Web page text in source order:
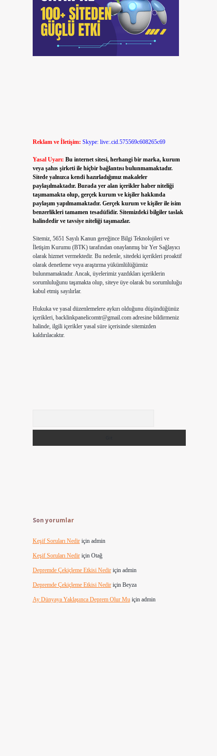
Reklam ve İletişim: Skype: live:.cid.575569c608265c69
Yasal Uyarı: Bu internet sitesi, herhangi bir marka, kurum
veya şahıs şirketi ile hiçbir bağlantısı bulunmamaktadır.
Sitede yalnızca kendi hazırladığımız makaleler
paylaşılmaktadır. Burada yer alan içerikler haber niteliği
taşımamakta olup, gerçek kurum ve kişiler hakkında
paylaşım yapılmamaktadır. Gerçek kurum ve kişiler ile isim
benzerlikleri tamamen tesadüfidir. Sitemizdeki bilgiler taslak
halindedir ve tavsiye niteliği taşımazlar.
Sitemiz, 5651 Sayılı Kanun gereğince Bilgi Teknolojileri ve
İletişim Kurumu (BTK) tarafından onaylanmış bir Yer Sağlayıcı
olarak hizmet vermektedir. Bu nedenle, sitedeki içerikleri proaktif
olarak denetleme veya araştırma yükümlülüğümüz
bulunmamaktadır. Ancak, üyelerimiz yazdıkları içeriklerin
sorumluluğunu taşımakta olup, siteye üye olarak bu sorumluluğu
kabul etmiş sayılırlar.
Hukuka ve yasal düzenlemelere aykırı olduğunu düşündüğünüz
içerikleri, backlinkpanelicomtr@gmail.comadresine bildirmeniz
halinde, ilgili içerikler yasal süre içerisinde sitemizden
kaldırılacaktır.
Son yorumlar
Keşif Soruları Nediriçin admin
Keşif Soruları Nediriçin Otağ
Depremde Çekiçleme Etkisi Nediriçin admin
Depremde Çekiçleme Etkisi Nediriçin Beyza
Ay Dünyaya Yaklaşınca Deprem Olur Muiçin admin